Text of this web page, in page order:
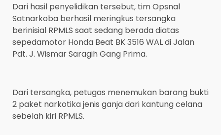
Dari hasil penyelidikan tersebut, tim Opsnal
Satnarkoba berhasil meringkus tersangka
berinisial RPMLS saat sedang berada diatas
sepedamotor Honda Beat BK 3516 WAL di Jalan
Pdt. J. Wismar Saragih Gang Prima.
Dari tersangka, petugas menemukan barang bukti
2 paket narkotika jenis ganja dari kantung celana
sebelah kiri RPMLS.